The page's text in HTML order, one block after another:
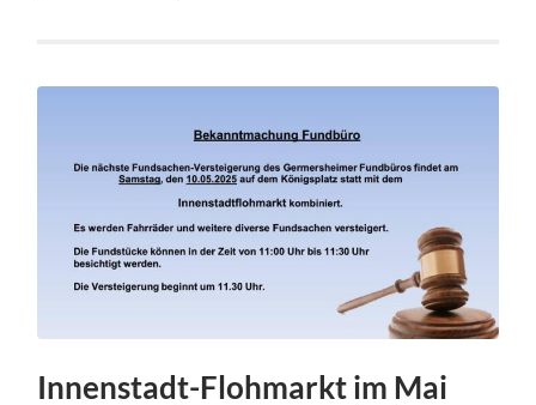
Innenstadt-Flohmarkt im Mai